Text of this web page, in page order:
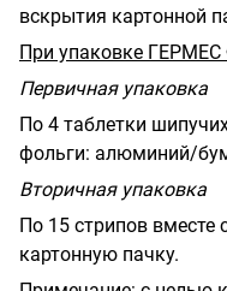
вскрытия картонной
При упаковке
Первичная упаковка
По 4 таблетки
фольги: алюминий/
Вторичная упаковка
По 15 стрипов
картонную пачку.